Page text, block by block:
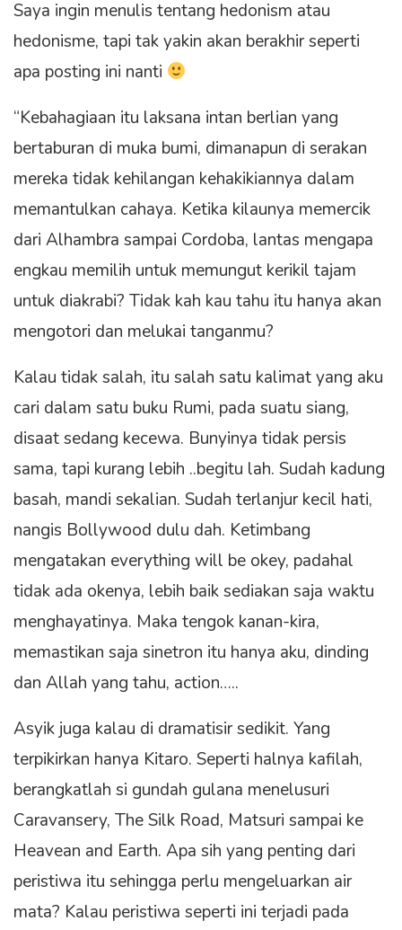
Saya ingin menulis tentang hedonism atau
hedonisme, tapi tak yakin akan berakhir seperti
apa posting ini nanti
“Kebahagiaan itu laksana intan berlian yang
bertaburan di muka bumi, dimanapun di serakan
mereka tidak kehilangan kehakikiannya dalam
memantulkan cahaya. Ketika kilaunya memercik
dari Alhambra sampai Cordoba, lantas mengapa
engkau memilih untuk memungut kerikil tajam
untuk diakrabi? Tidak kah kau tahu itu hanya akan
mengotori dan melukai tanganmu?
Kalau tidak salah, itu salah satu kalimat yang aku
cari dalam satu buku Rumi, pada suatu siang,
disaat sedang kecewa. Bunyinya tidak persis
sama, tapi kurang lebih ..begitu lah. Sudah kadung
basah, mandi sekalian. Sudah terlanjur kecil hati,
nangis Bollywood dulu dah. Ketimbang
mengatakan everything will be okey, padahal
tidak ada okenya, lebih baik sediakan saja waktu
menghayatinya. Maka tengok kanan-kira,
memastikan saja sinetron itu hanya aku, dinding
dan Allah yang tahu, action…..
Asyik juga kalau di dramatisir sedikit. Yang
terpikirkan hanya Kitaro. Seperti halnya kafilah,
berangkatlah si gundah gulana menelusuri
Caravansery, The Silk Road, Matsuri sampai ke
Heavean and Earth. Apa sih yang penting dari
peristiwa itu sehingga perlu mengeluarkan air
mata? Kalau peristiwa seperti ini terjadi pada